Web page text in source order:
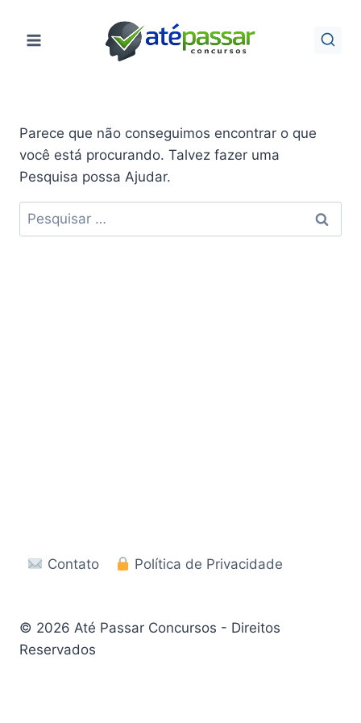
para
Parece que não conseguimos encontrar o que
você está procurando. Talvez fazer uma
Pesquisa possa Ajudar.
Pesquisar
por:
Contato Política de Privacidade
© 2026 Até Passar Concursos - Direitos
Reservados